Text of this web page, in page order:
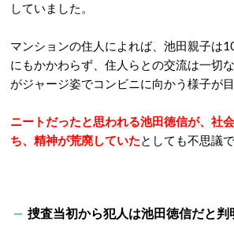
していました。
マンションの住人によれば、池田親子は
にもかかわらず、住人らとの交流は一切
がジャージ姿でコンビニに向かう様子が
ニートだったと思われる池田徳信が、社
ち、精神が荒廃していたとしても不思議
捜査当初から犯人は池田徳信だと判